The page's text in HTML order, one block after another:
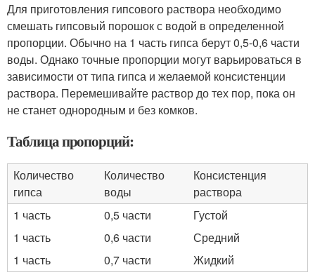
Для приготовления гипсового раствора необходимо
смешать гипсовый порошок с водой в определенной
пропорции. Обычно на 1 часть гипса берут 0,5-0,6 части
воды. Однако точные пропорции могут варьироваться в
зависимости от типа гипса и желаемой консистенции
раствора. Перемешивайте раствор до тех пор, пока он
не станет однородным и без комков.
Таблица пропорций:
Количество
гипса
Количество
воды
Консистенция
раствора
1 часть
0,5 части
Густой
1 часть
0,6 части
Средний
1 часть
0,7 части Жидкий